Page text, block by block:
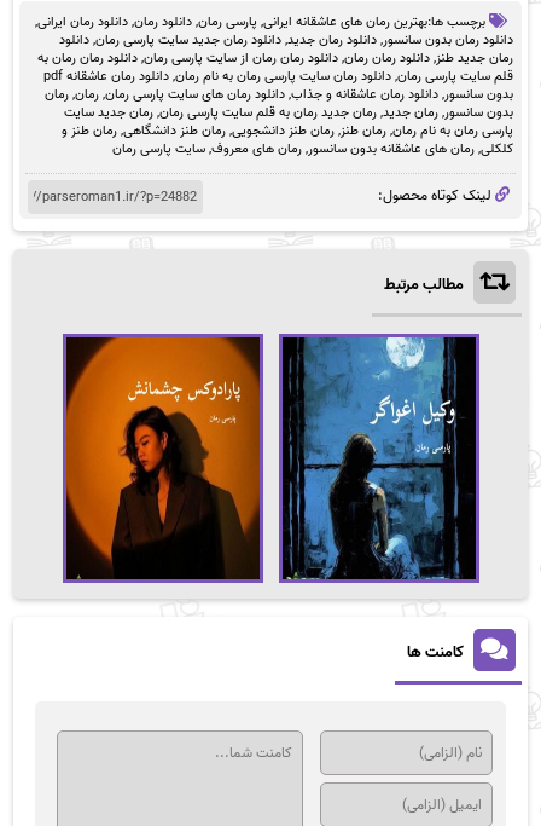
برچسب ها:بهترین رمان های عاشقانه ایرانی, پارسی رمان,دانلود رمان,دانلود رمان ایرانی,
دانلود رمان بدون سانسور,دانلود رمان جدید,دانلود رمان جدید سایت پارسی رمان,دانلود
رمان جدید طنز,دانلود رمان رمان,دانلود رمان رمان از سایت پارسی رمان,دانلود رمان رمان به
قلم سایت پارسی رمان,دانلود رمان سایت پارسی رمان به نام رمان,
دانلود رمان عاشقانه pdf
بدون سانسور,دانلود رمان عاشقانه و جذاب,دانلود رمان های سایت پارسی رمان,رمان,رمان
بدون سانسور,رمان جدید,رمان جدید رمان به قلم سایت پارسی رمان,رمان جدید سایت
پارسی رمان به نام رمان,رمان طنز,رمان طنز دانشجویی,رمان طنز دانشگاهی,رمان طنز و
کلکلی,رمان های عاشقانه بدون سانسور,رمان های معروف,سایت پارسی رمان
لینک کوتاه محصول:
مطالب مرتبط
کامنت ها